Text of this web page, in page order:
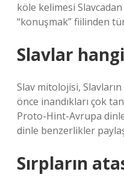
köle kelimesi
“konuşmak” fiilinden
Slavlar
Slav mitolojisi,
önce inandıkları çok
Proto-Hint-Avrupa
dinle benzerlikler
Sırpların